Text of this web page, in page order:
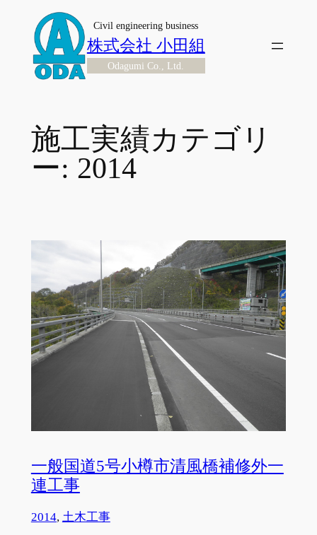
Civil engineering business
株式会社 小田組
Odagumi Co., Ltd.
施工実績カテゴリ
ー: 2014
一般国道5号小樽市清風橋補修外一
連工事
2014, 土木工事